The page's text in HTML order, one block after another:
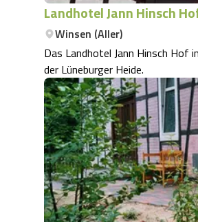
Landhotel Jann Hinsch
Winsen (Aller)
Das Landhotel Jann Hinsch Hof
der Lüneburger Heide.